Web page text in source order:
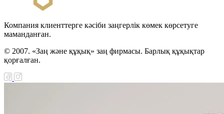
Компания клиенттерге кәсіби заңгерлік көмек көрсетуге
маманданған.
© 2007. «Заң және құқық» заң фирмасы. Барлық құқықтар
қорғалған.